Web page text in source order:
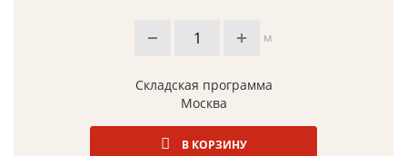
м
Складская программа
Москва
В КОРЗИНУ